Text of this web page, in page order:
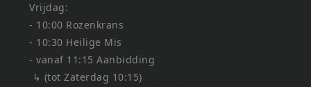
Vrijdag:
- 10:00 Rozenkrans
- 10:30 Heilige Mis
- vanaf 11:15 Aanbidding
↳ (tot Zaterdag 10:15)